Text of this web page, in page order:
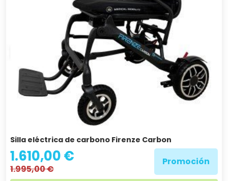
Silla eléctrica de carbono Firenze Carbon
1.610,00 €
1.995,00 €
Promoción